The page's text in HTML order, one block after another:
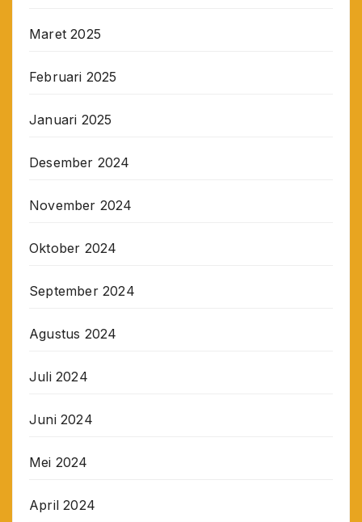
Maret 2025
Februari 2025
Januari 2025
Desember 2024
November 2024
Oktober 2024
September 2024
Agustus 2024
Juli 2024
Juni 2024
Mei 2024
April 2024